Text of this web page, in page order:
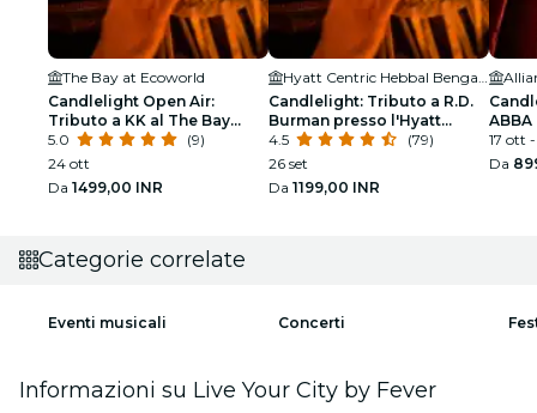
The Bay at Ecoworld
Candlelight Open Air:
Tributo a KK al The Bay
Amphitheatre
5.0
(9)
24 ott
Da 1499,00 INR
Candlelight: Tributo a R.D.
Burman presso l'Hyatt
Centric Hebbal
4.5
(79)
26 set
Da 1199,00 INR
17 ott -
Da
Categorie correlate
Eventi musicali Concerti
Informazioni su Live Your City by Fever